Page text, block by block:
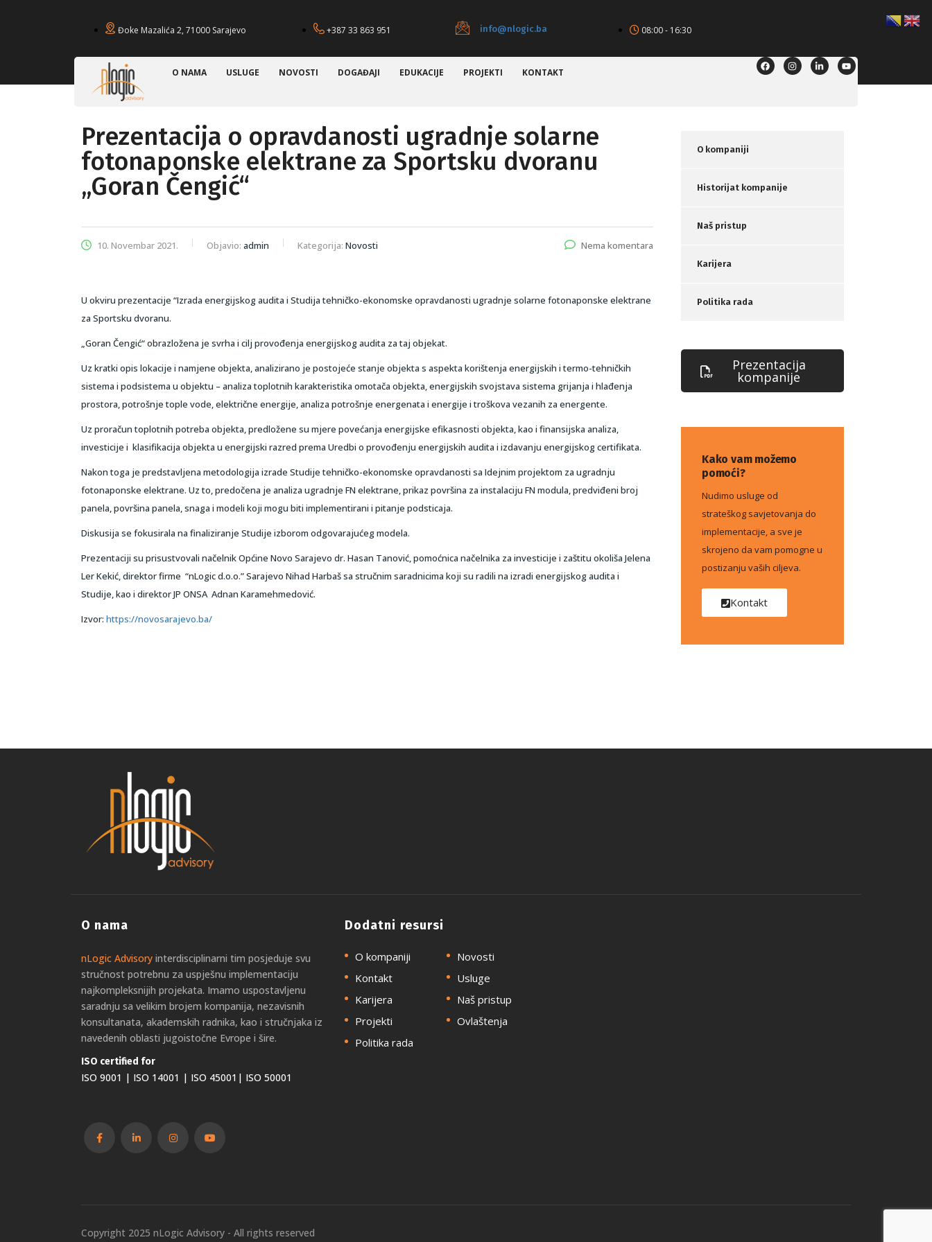
Đoke Mazalića 2, 71000 Sarajevo +387 33 863 951 info@nlogic.ba 08:00 - 16:30
O NAMA USLUGE NOVOSTI DOGAĐAJI EDUKACIJE PROJEKTI KONTAKT
Prezentacija o opravdanosti ugradnje solarne
fotonaponske elektrane za Sportsku dvoranu
„Goran Čengić“
10. Novembar 2021. Objavio: admin Kategorija: Novosti Nema komentara
U okviru prezentacije “Izrada energijskog audita i Studija tehničko-ekonomske opravdanosti ugradnje solarne fotonaponske elektrane
za Sportsku dvoranu.
„Goran Čengić“ obrazložena je svrha i cilj provođenja energijskog audita za taj objekat.
Uz kratki opis lokacije i namjene objekta, analizirano je postojeće stanje objekta s aspekta korištenja energijskih i termo-tehničkih
sistema i podsistema u objektu – analiza toplotnih karakteristika omotača objekta, energijskih svojstava sistema grijanja i hlađenja
prostora, potrošnje tople vode, električne energije, analiza potrošnje energenata i energije i troškova vezanih za energente.
Uz proračun toplotnih potreba objekta, predložene su mjere povećanja energijske efikasnosti objekta, kao i finansijska analiza,
investicije i klasifikacija objekta u energijski razred prema Uredbi o provođenju energijskih audita i izdavanju energijskog certifikata.
Nakon toga je predstavljena metodologija izrade Studije tehničko-ekonomske opravdanosti sa Idejnim projektom za ugradnju
fotonaponske elektrane. Uz to, predočena je analiza ugradnje FN elektrane, prikaz površina za instalaciju FN modula, predviđeni broj
panela, površina panela, snaga i modeli koji mogu biti implementirani i pitanje podsticaja.
Diskusija se fokusirala na finaliziranje Studije izborom odgovarajućeg modela.
Prezentaciji su prisustvovali načelnik Općine Novo Sarajevo dr. Hasan Tanović, pomoćnica načelnika za investicije i zaštitu okoliša Jelena
Ler Kekić, direktor firme “nLogic d.o.o.” Sarajevo Nihad Harbaš sa stručnim saradnicima koji su radili na izradi energijskog audita i
Studije, kao i direktor JP ONSA Adnan Karamehmedović.
Izvor: https://novosarajevo.ba/
O kompaniji
Historijat kompanije
Naš pristup
Karijera
Politika rada
Prezentacija
kompanije
Kako vam možemo
pomoći?
Nudimo usluge od
strateškog savjetovanja do
implementacije, a sve je
skrojeno da vam pomogne u
postizanju vaših ciljeva.
Kontakt
O nama
nLogic Advisory interdisciplinarni tim posjeduje svu
stručnost potrebnu za uspješnu implementaciju
najkompleksnijih projekata. Imamo uspostavljenu
saradnju sa velikim brojem kompanija, nezavisnih
konsultanata, akademskih radnika, kao i stručnjaka iz
navedenih oblasti jugoistočne Evrope i šire.
ISO certified for
ISO 9001 | ISO 14001 | ISO 45001| ISO 50001
Dodatni resursi
O kompaniji
Novosti
Kontakt
Usluge
Karijera
Naš pristup
Projekti
Ovlaštenja
Politika rada
Copyright 2025 nLogic Advisory - All rights reserved